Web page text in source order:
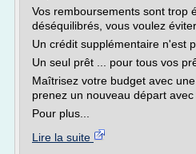
Vos remboursements sont trop
déséquilibrés, vous voulez
Un crédit supplémentaire n'est
Un seul prêt ... pour tous vos
Maîtrisez votre budget avec
prenez un nouveau départ
Pour plus...
Lire la suite